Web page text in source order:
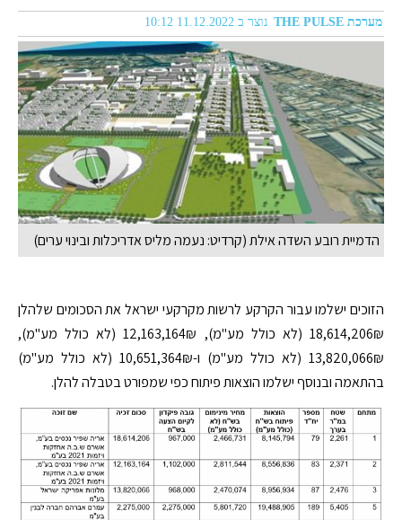
מערכת THE PULSE נוצר ב 11.12.2022 10:12
הדמיית רובע השדה אילת (קרדיט: נעמה מליס אדריכלות ובינוי ערים)
הזוכים ישלמו עבור הקרקע לרשות מקרקעי ישראל את הסכומים שלהלן
18,614,206₪ (לא כולל מע"מ), 12,163,164₪ (לא כולל מע"מ),
13,820,066₪ (לא כולל מע"מ) ו-10,651,364₪ (לא כולל מע"מ)
בהתאמה ובנוסף ישלמו הוצאות פיתוח כפי שמפורט בטבלה להלן.